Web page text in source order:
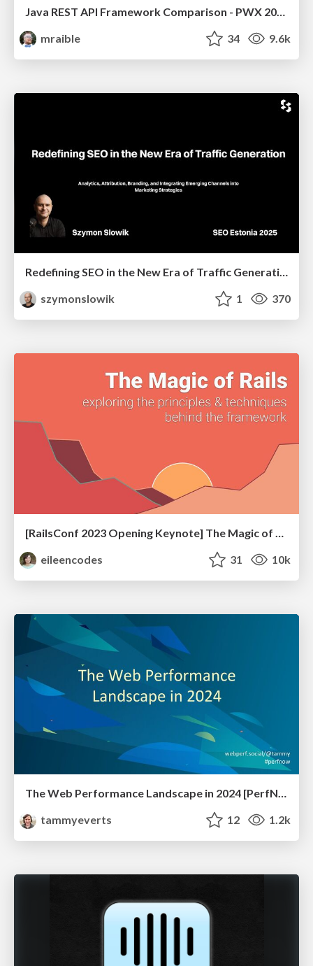
Java REST API Framework Comparison - PWX 2021
mraible
34 9.6k
Redefining SEO in the New Era of Traffic Generation
szymonslowik
1 370
[RailsConf 2023 Opening Keynote] The Magic of Rails
eileencodes
31 10k
The Web Performance Landscape in 2024 [PerfNow 2024]
tammyeverts
12 1.2k